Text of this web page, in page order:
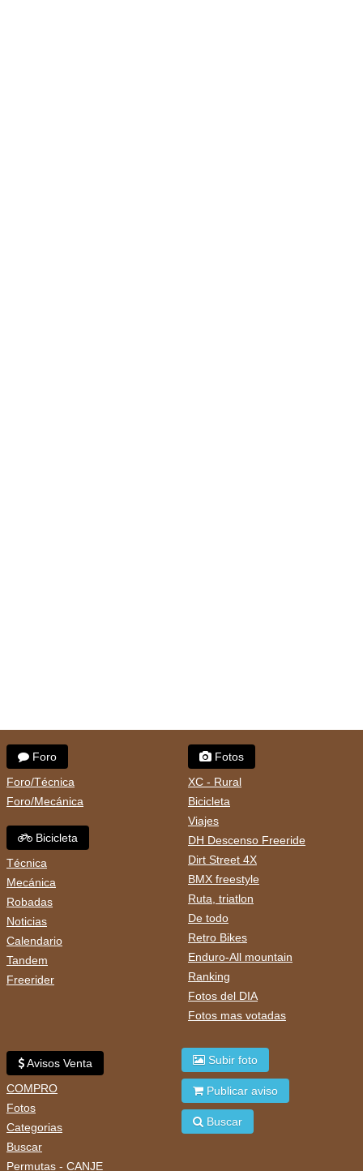
Foro
Foro/Técnica
Foro/Mecánica
Bicicleta
Técnica
Mecánica
Robadas
Noticias
Calendario
Tandem
Freerider
Fotos
XC - Rural
Bicicleta
Viajes
DH Descenso Freeride
Dirt Street 4X
BMX freestyle
Ruta, triatlon
De todo
Retro Bikes
Enduro-All mountain
Ranking
Fotos del DIA
Fotos mas votadas
Avisos Venta
COMPRO
Fotos
Categorias
Buscar
Permutas - CANJE
Subir foto
Publicar aviso
Buscar